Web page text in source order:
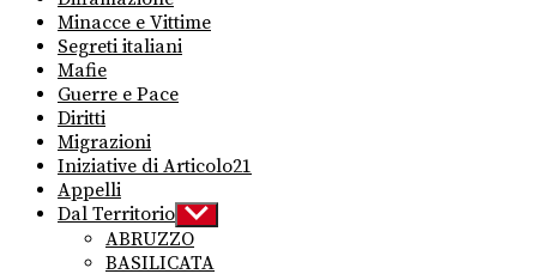
Minacce e Vittime
Segreti italiani
Mafie
Guerre e Pace
Diritti
Migrazioni
Iniziative di Articolo21
Appelli
Dal Territorio Show
sub
menu
ABRUZZO
BASILICATA